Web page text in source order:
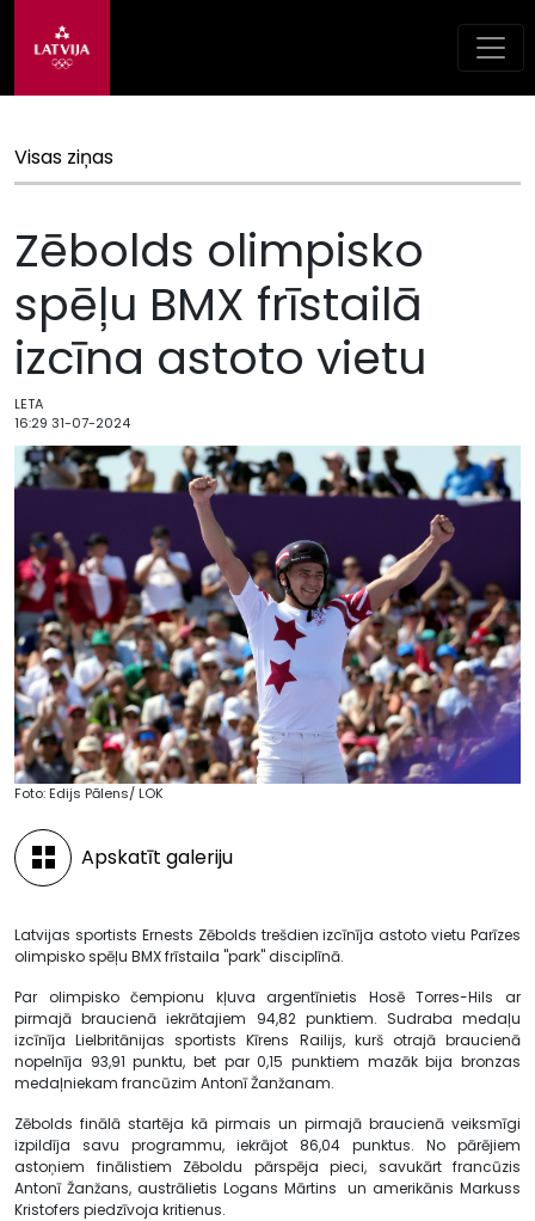
Visas ziņas
Zēbolds olimpisko
spēļu BMX frīstailā
izcīna astoto vietu
LETA
16:29 31-07-2024
Foto: Edijs Pālens/ LOK
Apskatīt galeriju
Latvijas sportists Ernests Zēbolds trešdien izcīnīja astoto vietu Parīzes
olimpisko spēļu BMX frīstaila "park" disciplīnā.
Par olimpisko čempionu kļuva argentīnietis Hosē Torres-Hils ar
pirmajā braucienā iekrātajiem 94,82 punktiem. Sudraba medaļu
izcīnīja Lielbritānijas sportists Kīrens Railijs, kurš otrajā braucienā
nopelnīja 93,91 punktu, bet par 0,15 punktiem mazāk bija bronzas
medaļniekam francūzim Antonī Žanžanam.
Zēbolds finālā startēja kā pirmais un pirmajā braucienā veiksmīgi
izpildīja savu programmu, iekrājot 86,04 punktus. No pārējiem
astoņiem finālistiem Zēboldu pārspēja pieci, savukārt francūzis
Antonī Žanžans, austrālietis Logans Mārtins un amerikānis Markuss
Kristofers piedzīvoja kritienus.